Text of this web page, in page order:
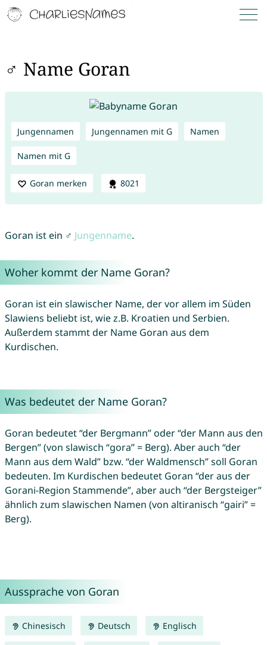
♂ Name Goran
Jungennamen Jungennamen mit G Namen
Namen mit G
Goran merken 8021
Goran ist ein ♂ Jungenname.
Woher kommt der Name Goran?
Goran ist ein slawischer Name, der vor allem im Süden
Slawiens beliebt ist, wie z.B. Kroatien und Serbien.
Außerdem stammt der Name Goran aus dem
Kurdischen.
Was bedeutet der Name Goran?
Goran bedeutet “der Bergmann” oder “der Mann aus den
Bergen” (von slawisch “gora” = Berg). Aber auch “der
Mann aus dem Wald” bzw. “der Waldmensch” soll Goran
bedeuten. Im Kurdischen bedeutet Goran “der aus der
Gorani-Region Stammende”, aber auch “der Bergsteiger”
ähnlich zum slawischen Namen (von altiranisch “gairi” =
Berg).
Aussprache von Goran
Chinesisch Deutsch Englisch